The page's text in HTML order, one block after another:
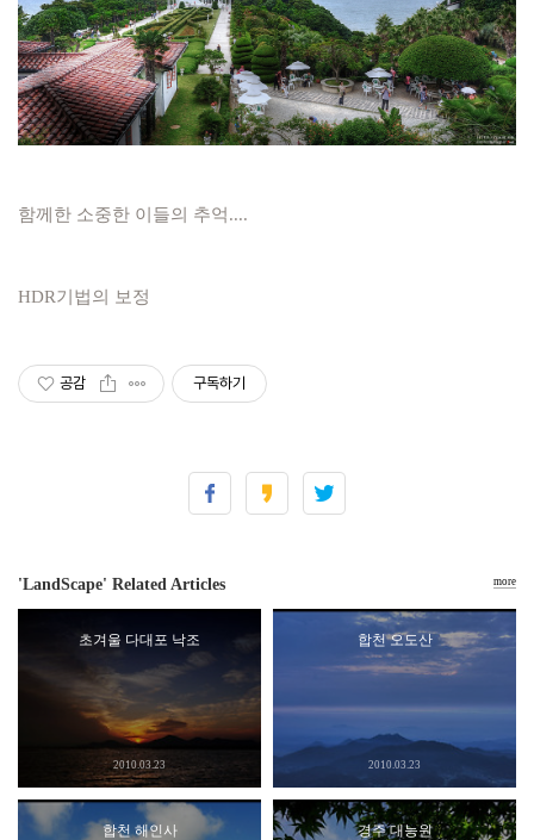
함께한 소중한 이들의 추억....
HDR기법의 보정
공감 구독하기
'LandScape' Related Articles
초겨울 다대포 낙조
2010.03.23
합천 오도산
2010.03.23
합천 해인사 경주 대능원
more